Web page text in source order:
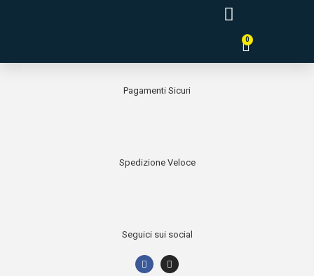
0
Pagamenti Sicuri
Spedizione Veloce
Seguici sui social